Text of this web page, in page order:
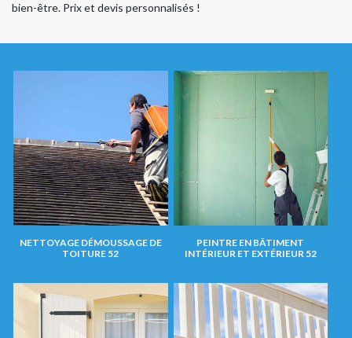
bien-être. Prix et devis personnalisés !
NETTOYAGE DÉMOUSSAGE DE
TOITURE 52
PEINTRE EN BÂTIMENT
INTÉRIEUR ET EXTÉRIEUR 52